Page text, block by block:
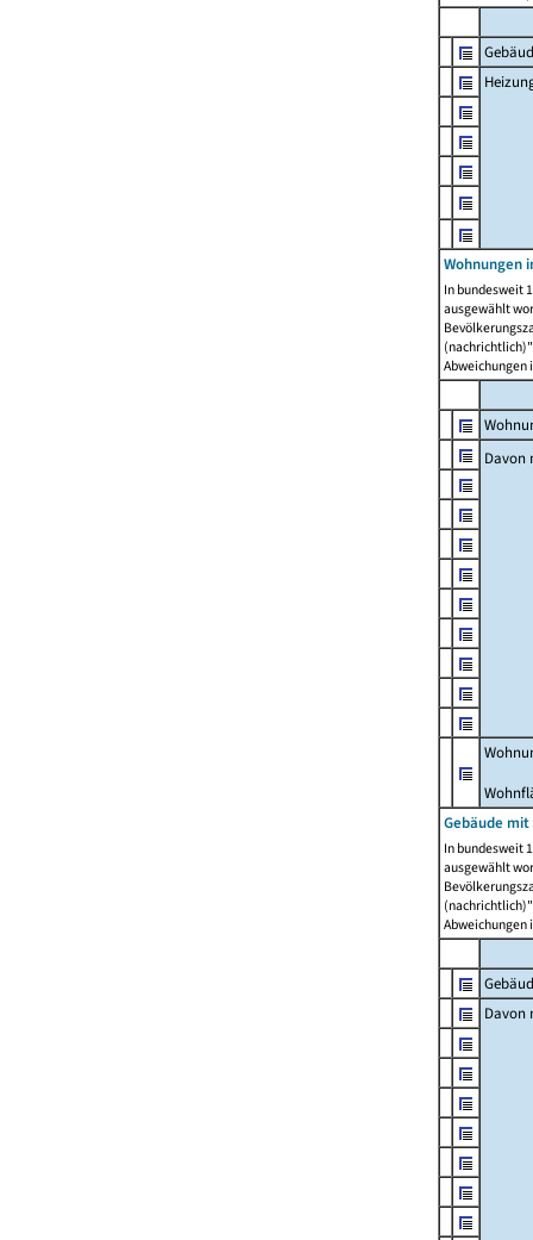
Wohnungen
In bundesweit
ausgewählt
Abweichungen
Davon
Gebäude
In bundesweit
ausgewählt
Abweichungen
Davon